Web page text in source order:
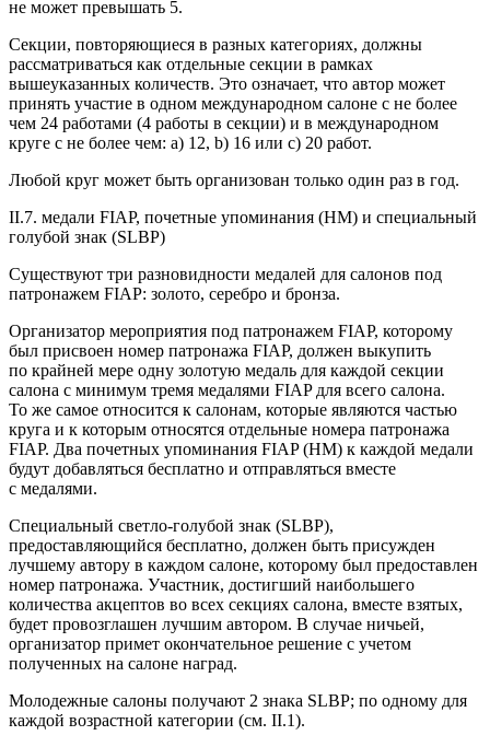
не может превышать 5.
Секции, повторяющиеся в разных категориях, должны
рассматриваться как отдельные секции в рамках
вышеуказанных количеств. Это означает, что автор может
принять участие в одном международном салоне с не более
чем 24 работами (4 работы в секции) и в международном
круге с не более чем: a) 12, b) 16 или c) 20 работ.
Любой круг может быть организован только один раз в год.
II.7. медали FIAP, почетные упоминания (HM) и специальный
голубой знак (SLBP)
Существуют три разновидности медалей для салонов под
патронажем FIAP: золото, серебро и бронза.
Организатор мероприятия под патронажем FIAP, которому
был присвоен номер патронажа FIAP, должен выкупить
по крайней мере одну золотую медаль для каждой секции
салона с минимум тремя медалями FIAP для всего салона.
То же самое относится к салонам, которые являются частью
круга и к которым относятся отдельные номера патронажа
FIAP. Два почетных упоминания FIAP (HM) к каждой медали
будут добавляться бесплатно и отправляться вместе
с медалями.
Специальный светло-голубой знак (SLBP),
предоставляющийся бесплатно, должен быть присужден
лучшему автору в каждом салоне, которому был предоставлен
номер патронажа. Участник, достигший наибольшего
количества акцептов во всех секциях салона, вместе взятых,
будет провозглашен лучшим автором. В случае ничьей,
организатор примет окончательное решение с учетом
полученных на салоне наград.
Молодежные салоны получают 2 знака SLBP; по одному для
каждой возрастной категории (см. II.1).